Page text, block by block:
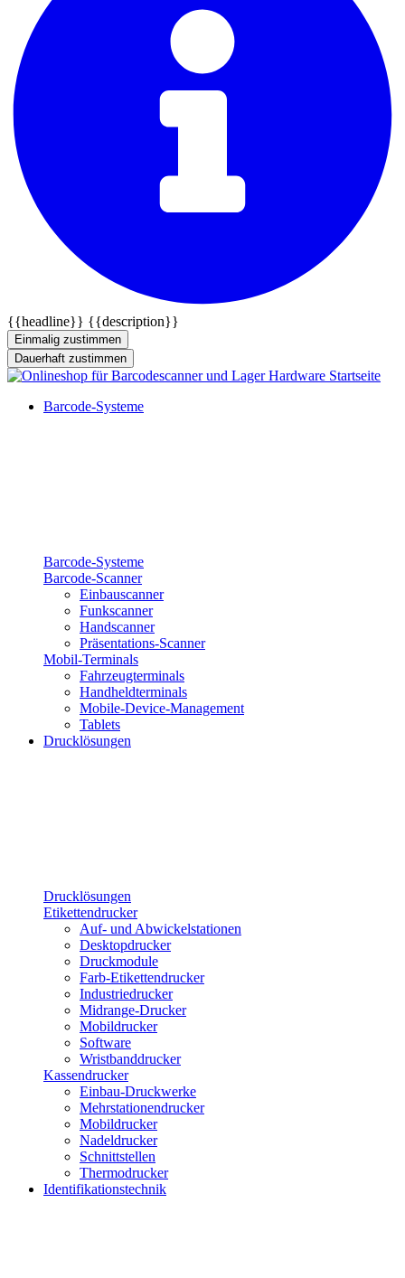
{{headline}} {{description}}
Einmalig zustimmen
Dauerhaft zustimmen
Barcode-Systeme
Barcode-Systeme
Barcode-Scanner
Einbauscanner
Funkscanner
Handscanner
Präsentations-Scanner
Mobil-Terminals
Fahrzeugterminals
Handheldterminals
Mobile-Device-Management
Tablets
Drucklösungen
Drucklösungen
Etikettendrucker
Auf- und Abwickelstationen
Desktopdrucker
Druckmodule
Farb-Etikettendrucker
Industriedrucker
Midrange-Drucker
Mobildrucker
Software
Wristbanddrucker
Kassendrucker
Einbau-Druckwerke
Mehrstationendrucker
Mobildrucker
Nadeldrucker
Schnittstellen
Thermodrucker
Identifikationstechnik